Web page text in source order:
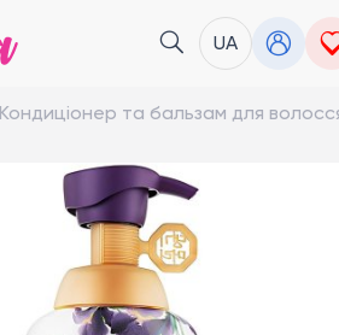
UA
Кондиціонер та бальзам для